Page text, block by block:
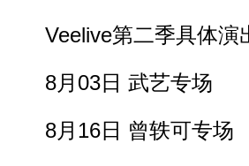
Veelive第二季具体演
8月03日 武艺专场
8月16日 曾轶可专场